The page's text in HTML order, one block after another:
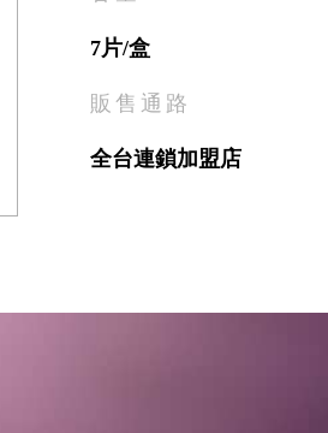
7片/盒
販售通路
全台連鎖加盟店